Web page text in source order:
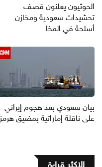
الحوثيون يعلنون قصف
تحشيدات سعودية ومخازن
أسلحة في المخا
بيان سعودي بعد هجوم إيراني
على ناقلة إماراتية بمضيق هرمز